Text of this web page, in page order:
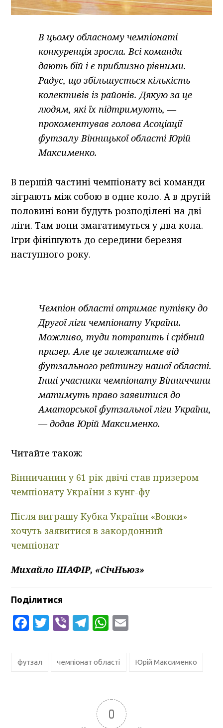
В цьому обласному чемпіонаті
конкуренція зросла. Всі команди
дають бій і є приблизно рівними.
Радує, що збільшується кількість
колективів із районів. Дякую за це
людям, які їх підтримують, —
прокоментував голова Асоціації
футзалу Вінницької області Юрій
Максименко.
В першій частині чемпіонату всі команди
зіграють між собою в одне коло. А в другій
половині вони будуть розподілені на дві
ліги. Там вони змагатимуться у два кола.
Ігри фінішують до середини березня
наступного року.
Чемпіон області отримає путівку до
Другої ліги чемпіонату України.
Можливо, туди потрапить і срібний
призер. Але це залежатиме від
футзального рейтингу нашої області.
Інші учасники чемпіонату Вінниччини
матимуть право заявитися до
Аматорської футзальної ліги України,
— додав Юрій Максименко.
Читайте також:
Вінничанин у 61 рік двічі став призером
чемпіонату України з кунг-фу
Після виграшу Кубка України «Вовки»
хочуть заявитися в закордонний
чемпіонат
Михайло ШАФІР, «СічНьюз»
Поділитися
Facebook
Twitter
ViberTelegram
WhatsApp
футзал чемпіонат області Юрій Максименко
0